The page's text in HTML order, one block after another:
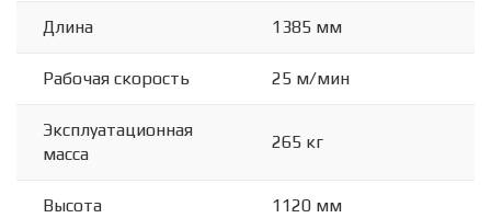
Длина 1385 мм
Рабочая скорость 25 м/мин
Эксплуатационная
масса
265 кг
Высота 1120 мм